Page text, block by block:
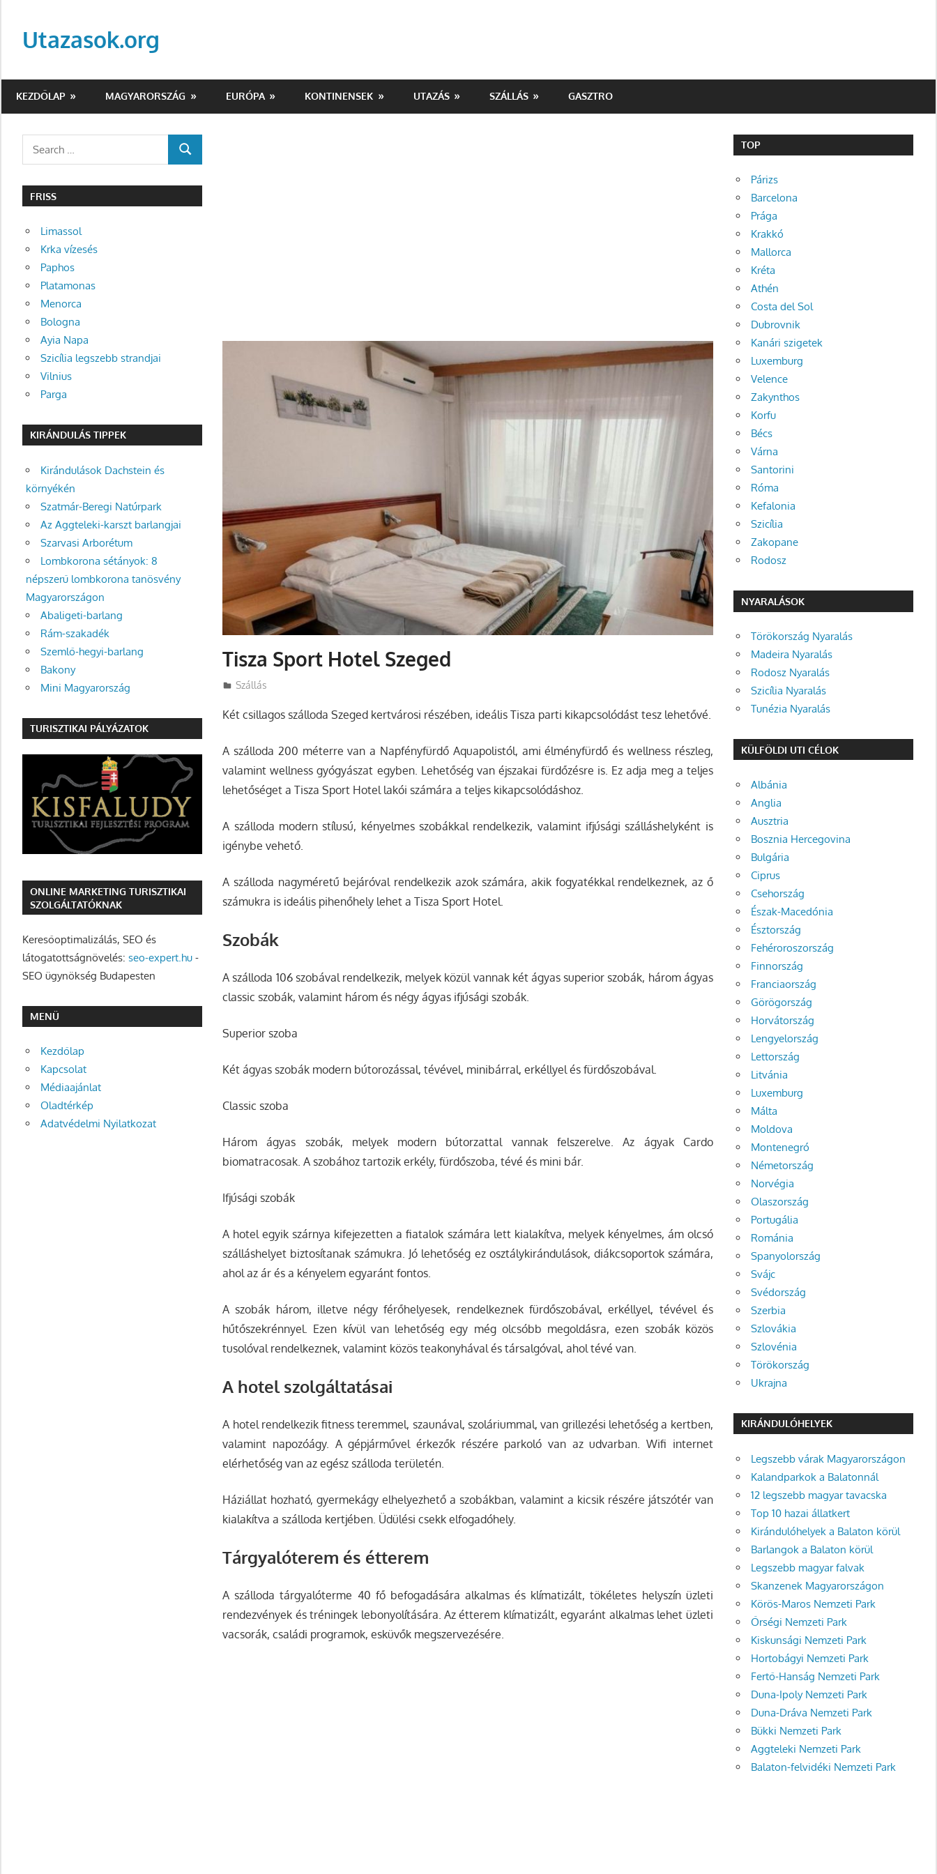
contentUtazasok.org
KEZDŐLAP MAGYARORSZÁG EURÓPA KONTINENSEK UTAZÁS SZÁLLÁS GASZTRO
Tisza Sport Hotel Szeged
Utazasok.org
Szállás
Két csillagos szálloda Szeged kertvárosi részében, ideális Tisza parti kikapcsolódást tesz lehetővé.
A szálloda 200 méterre van a Napfényfürdő Aquapolistól, ami élményfürdő és wellness részleg,
valamint wellness gyógyászat egyben. Lehetőség van éjszakai fürdőzésre is. Ez adja meg a teljes
lehetőséget a Tisza Sport Hotel lakói számára a teljes kikapcsolódáshoz.
A szálloda modern stílusú, kényelmes szobákkal rendelkezik, valamint ifjúsági szálláshelyként is
igénybe vehető.
A szálloda nagyméretű bejáróval rendelkezik azok számára, akik fogyatékkal rendelkeznek, az ő
számukra is ideális pihenőhely lehet a Tisza Sport Hotel.
Szobák
A szálloda 106 szobával rendelkezik, melyek közül vannak két ágyas superior szobák, három ágyas
classic szobák, valamint három és négy ágyas ifjúsági szobák.
Superior szoba
Két ágyas szobák modern bútorozással, tévével, minibárral, erkéllyel és fürdőszobával.
Classic szoba
Három ágyas szobák, melyek modern bútorzattal vannak felszerelve. Az ágyak Cardo
biomatracosak. A szobához tartozik erkély, fürdőszoba, tévé és mini bár.
Ifjúsági szobák
A hotel egyik szárnya kifejezetten a fiatalok számára lett kialakítva, melyek kényelmes, ám olcsó
szálláshelyet biztosítanak számukra. Jó lehetőség ez osztálykirándulások, diákcsoportok számára,
ahol az ár és a kényelem egyaránt fontos.
A szobák három, illetve négy férőhelyesek, rendelkeznek fürdőszobával, erkéllyel, tévével és
hűtőszekrénnyel. Ezen kívül van lehetőség egy még olcsóbb megoldásra, ezen szobák közös
tusolóval rendelkeznek, valamint közös teakonyhával és társalgóval, ahol tévé van.
A hotel szolgáltatásai
A hotel rendelkezik fitness teremmel, szaunával, szoláriummal, van grillezési lehetőség a kertben,
valamint napozóágy. A gépjárművel érkezők részére parkoló van az udvarban. Wifi internet
elérhetőség van az egész szálloda területén.
Háziállat hozható, gyermekágy elhelyezhető a szobákban, valamint a kicsik részére játszótér van
kialakítva a szálloda kertjében. Üdülési csekk elfogadóhely.
Tárgyalóterem és étterem
A szálloda tárgyalóterme 40 fő befogadására alkalmas és klímatizált, tökéletes helyszín üzleti
rendezvények és tréningek lebonyolítására. Az étterem klímatizált, egyaránt alkalmas lehet üzleti
vacsorák, családi programok, esküvők megszervezésére.
SEARCH
FRISS
Limassol
Krka vízesés
Paphos
Platamonas
Menorca
Bologna
Ayia Napa
Szicília legszebb strandjai
Vilnius
Parga
KIRÁNDULÁS TIPPEK
Kirándulások Dachstein és
környékén
Szatmár-Beregi Natúrpark
Az Aggteleki-karszt barlangjai
Szarvasi Arborétum
Lombkorona sétányok: 8
népszerű lombkorona tanösvény
Magyarországon
Abaligeti-barlang
Rám-szakadék
Szemlő-hegyi-barlang
Bakony
Mini Magyarország
TURISZTIKAI PÁLYÁZATOK
ONLINE MARKETING TURISZTIKAI
SZOLGÁLTATÓKNAK
Keresőoptimalizálás, SEO és
látogatottságnövelés: seo-expert.hu -
SEO ügynökség Budapesten
MENÜ
Kezdőlap
Kapcsolat
Médiaajánlat
Oladtérkép
Adatvédelmi Nyilatkozat
TOP
Párizs
Barcelona
Prága
Krakkó
Mallorca
Kréta
Athén
Costa del Sol
Dubrovnik
Kanári szigetek
Luxemburg
Velence
Zakynthos
Korfu
Bécs
Várna
Santorini
Róma
Kefalonia
Szicília
Zakopane
Rodosz
NYARALÁSOK
Törökország Nyaralás
Madeira Nyaralás
Rodosz Nyaralás
Szicília Nyaralás
Tunézia Nyaralás
KÜLFÖLDI UTI CÉLOK
Albánia
Anglia
Ausztria
Bosznia Hercegovina
Bulgária
Ciprus
Csehország
Észak-Macedónia
Észtország
Fehéroroszország
Finnország
Franciaország
Görögország
Horvátország
Lengyelország
Lettország
Litvánia
Luxemburg
Málta
Moldova
Montenegró
Németország
Norvégia
Olaszország
Portugália
Románia
Spanyolország
Svájc
Svédország
Szerbia
Szlovákia
Szlovénia
Törökország
Ukrajna
KIRÁNDULÓHELYEK
Legszebb várak Magyarországon
Kalandparkok a Balatonnál
12 legszebb magyar tavacska
Top 10 hazai állatkert
Kirándulóhelyek a Balaton körül
Barlangok a Balaton körül
Legszebb magyar falvak
Skanzenek Magyarországon
Körös-Maros Nemzeti Park
Őrségi Nemzeti Park
Kiskunsági Nemzeti Park
Hortobágyi Nemzeti Park
Fertő-Hanság Nemzeti Park
Duna-Ipoly Nemzeti Park
Duna-Dráva Nemzeti Park
Bükki Nemzeti Park
Aggteleki Nemzeti Park
Balaton-felvidéki Nemzeti Park